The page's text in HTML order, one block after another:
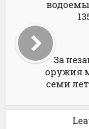
За
оружия
семи